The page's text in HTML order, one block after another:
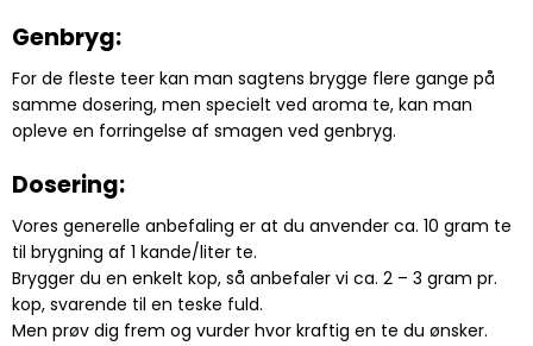
Genbryg:
For de fleste teer kan man sagtens brygge flere gange på
samme dosering, men specielt ved aroma te, kan man
opleve en forringelse af smagen ved genbryg.
Dosering:
Vores generelle anbefaling er at du anvender ca. 10 gram te
til brygning af 1 kande/liter te.
Brygger du en enkelt kop, så anbefaler vi ca. 2 – 3 gram pr.
kop, svarende til en teske fuld.
Men prøv dig frem og vurder hvor kraftig en te du ønsker.